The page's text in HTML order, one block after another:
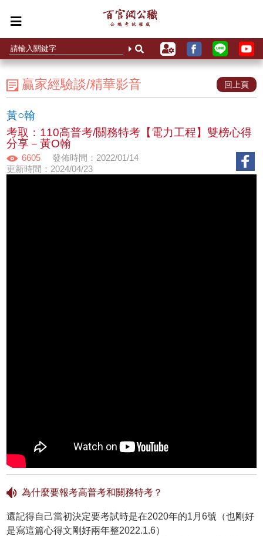
贏家經驗談/精華影音 回上頁
黃○翰
考取：110高普考/關務特考【電力工程】雙榜心得
分享－黃O翰
6605
發佈時間：2022/01/14
更新時間：2024/04/23
為什麼要報考高普考和關務特考？
還記得自己當初決定要考試時是在2020年的1月6號（也剛好
是寫這篇心得文剛好兩年整2022.1.6）